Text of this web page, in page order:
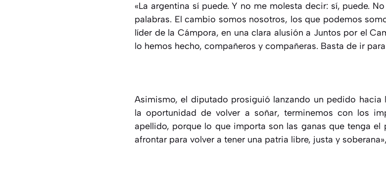
«La argentina sí puede. Y no me molesta decir: sí, puede.
palabras. El cambio somos nosotros, los que podemos
líder de la Cámpora, en una clara alusión a Juntos por el
lo hemos hecho, compañeros y compañeras. Basta de ir para
Asimismo, el diputado prosiguió lanzando un pedido hacia
la oportunidad de volver a soñar, terminemos con los
apellido, porque lo que importa son las ganas que tenga
afrontar para volver a tener una patria libre, justa y